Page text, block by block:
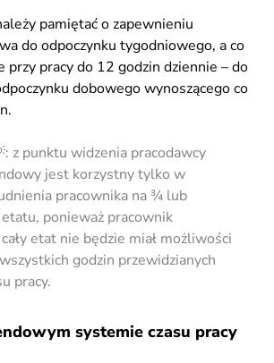
pamiętać o zapewnieniu
do odpoczynku tygodniowego, a co
przy pracy do 12 godzin dziennie – do
dobowego wynoszącego co
z punktu widzenia pracodawcy
jest korzystny tylko w
pracownika na ¾ lub
ponieważ pracownik
etat nie będzie miał możliwości
godzin przewidzianych
pracy.
systemie czasu pracy